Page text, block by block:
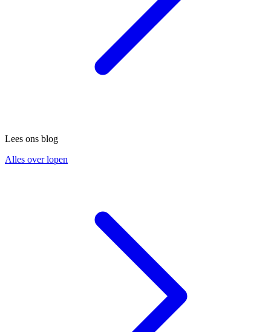
Lees ons blog
Alles over lopen